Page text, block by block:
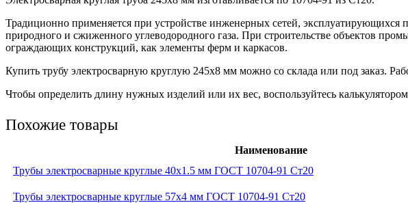
Традиционно применяется при устройстве инженерных сетей, эксплуатирующихся
природного и сжиженного углеводородного газа. При строительстве объектов
ограждающих конструкций, как элементы ферм и каркасов.
Купить трубу электросварную круглую 245х8 мм можно со склада или под заказ.
Чтобы определить длину нужных изделий или их вес, воспользуйтесь
Похожие товары
Наименование
Трубы электросварные круглые 40x1.5 мм ГОСТ 10704-91 Ст20
Трубы электросварные круглые 57x4 мм ГОСТ 10704-91 Ст20